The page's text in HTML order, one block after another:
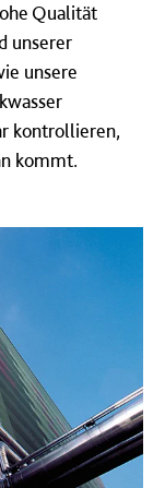
Qualität
unserer
unsere
kontrollieren,
kommt.